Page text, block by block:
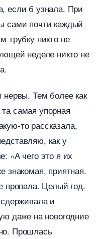
если б узнала. При
сами почти каждый
трубку никто не
неделе никто не
Тем более как
самая упорная
то рассказала,
как у
«А чего это я их
знакомая, приятная.
пропала. Целый год.
и
даже на новогодние
Прошлась